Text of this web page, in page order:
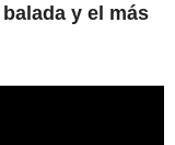
y el más